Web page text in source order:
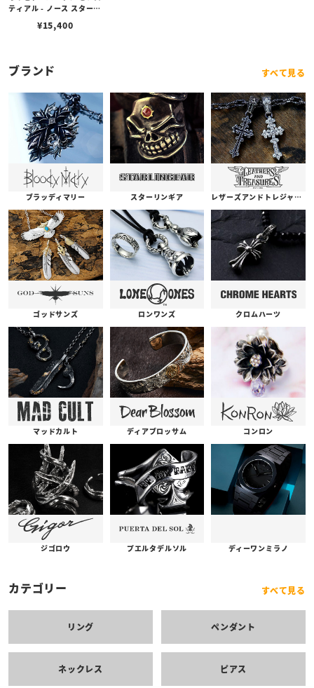
ティアル - ノース スター &
ット
¥15,400
ブランド すべて見る
ブラッディマリー スターリンギア レザーズアンドトレジャーズ
ゴッドサンズ ロンワンズ クロムハーツ
マッドカルト ディアブロッサム コンロン
ジゴロウ プエルタデルソル ディーワンミラノ
カテゴリー すべて見る
リング ペンダント
ネックレス ピアス